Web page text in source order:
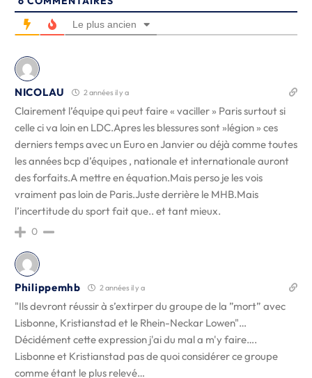
Le plus ancien
NICOLAU 2 années il y a
Clairement l’équipe qui peut faire « vaciller » Paris surtout si
celle ci va loin en LDC.Apres les blessures sont »légion » ces
derniers temps avec un Euro en Janvier ou déjà comme toutes
les années bcp d’équipes , nationale et internationale auront
des forfaits.A mettre en équation.Mais perso je les vois
vraiment pas loin de Paris.Juste derrière le MHB.Mais
l’incertitude du sport fait que.. et tant mieux.
0
Philippemhb 2 années il y a
"Ils devront réussir à s’extirper du groupe de la ”mort” avec
Lisbonne, Kristianstad et le Rhein-Neckar Lowen"…
Décidément cette expression j'ai du mal a m'y faire….
Lisbonne et Kristianstad pas de quoi considérer ce groupe
comme étant le plus relevé…